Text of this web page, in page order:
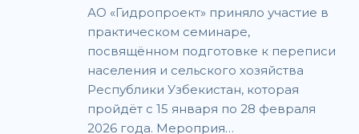
АО «Гидропроект» приняло участие в
практическом семинаре,
посвящённом подготовке к переписи
населения и сельского хозяйства
Республики Узбекистан, которая
пройдёт с 15 января по 28 февраля
2026 года. Мероприя…